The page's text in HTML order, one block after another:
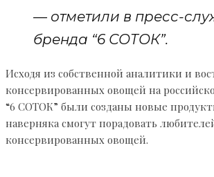
— отметили в пресс-
бренда “6 СОТОК”.
Исходя из собственной аналитики и
консервированных овощей на
“6 СОТОК” были созданы новые
наверняка смогут порадовать
консервированных овощей.